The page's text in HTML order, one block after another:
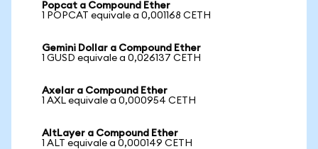
Popcat a Compound Ether
1 POPCAT equivale a 0,001168 CETH
Gemini Dollar a Compound Ether
1 GUSD equivale a 0,026137 CETH
Axelar a Compound Ether
1 AXL equivale a 0,000954 CETH
AltLayer a Compound Ether
1 ALT equivale a 0,000149 CETH